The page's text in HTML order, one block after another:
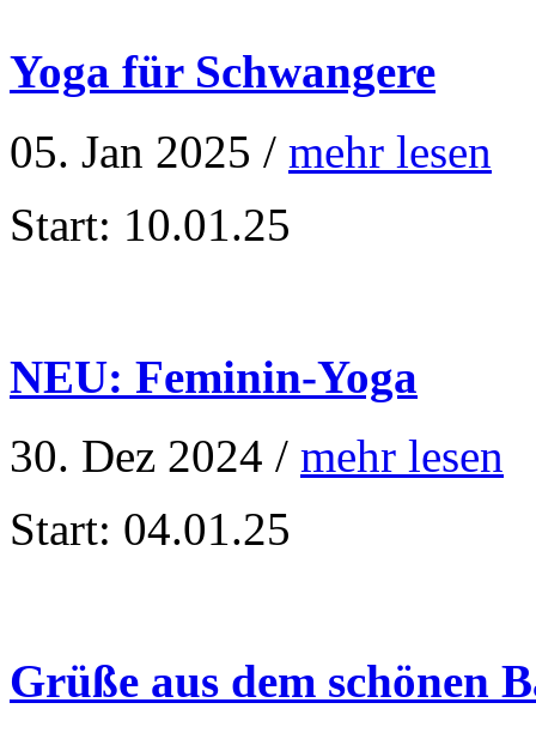
Yoga für Schwangere
05. Jan 2025 / mehr lesen
Start: 10.01.25
NEU: Feminin-Yoga
30. Dez 2024 / mehr lesen
Start: 04.01.25
Grüße aus dem schönen